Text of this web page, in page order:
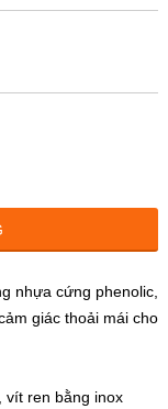
nhựa cứng phenolic,
giác thoải mái cho
vít ren bằng inox